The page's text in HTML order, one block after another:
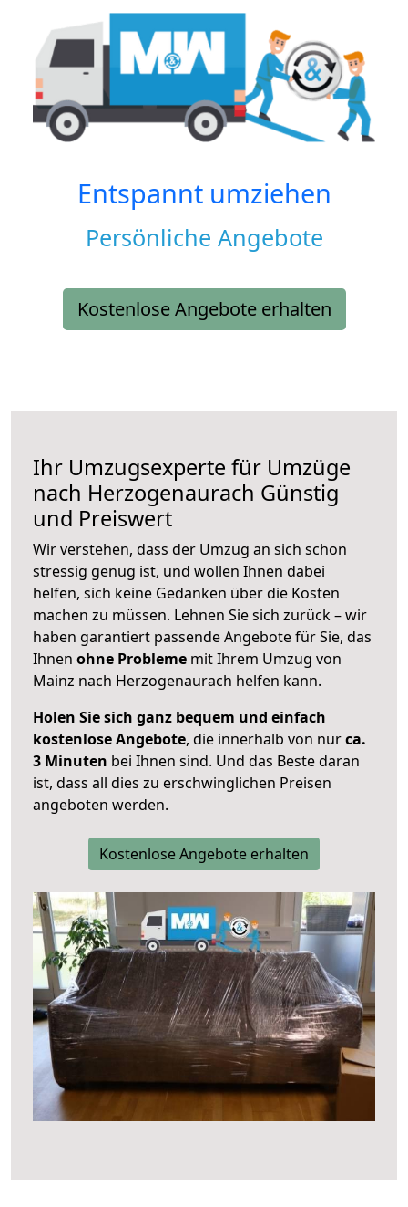
Entspannt umziehen
Persönliche Angebote
Kostenlose Angebote erhalten
Ihr Umzugsexperte für Umzüge
nach Herzogenaurach Günstig
und Preiswert
Wir verstehen, dass der Umzug an sich schon
stressig genug ist, und wollen Ihnen dabei
helfen, sich keine Gedanken über die Kosten
machen zu müssen. Lehnen Sie sich zurück – wir
haben garantiert passende Angebote für Sie, das
Ihnen ohne Probleme mit Ihrem Umzug von
Mainz nach Herzogenaurach helfen kann.
Holen Sie sich ganz bequem und einfach
kostenlose Angebote, die innerhalb von nurca.
3 Minuten bei Ihnen sind. Und das Beste daran
ist, dass all dies zu erschwinglichen Preisen
angeboten werden.
Kostenlose Angebote erhalten